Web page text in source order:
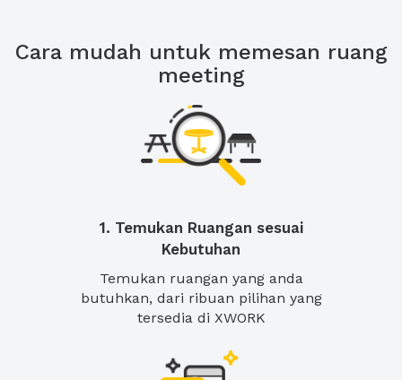
Cara mudah untuk memesan ruang
meeting
1. Temukan Ruangan sesuai
Kebutuhan
Temukan ruangan yang anda
butuhkan, dari ribuan pilihan yang
tersedia di XWORK